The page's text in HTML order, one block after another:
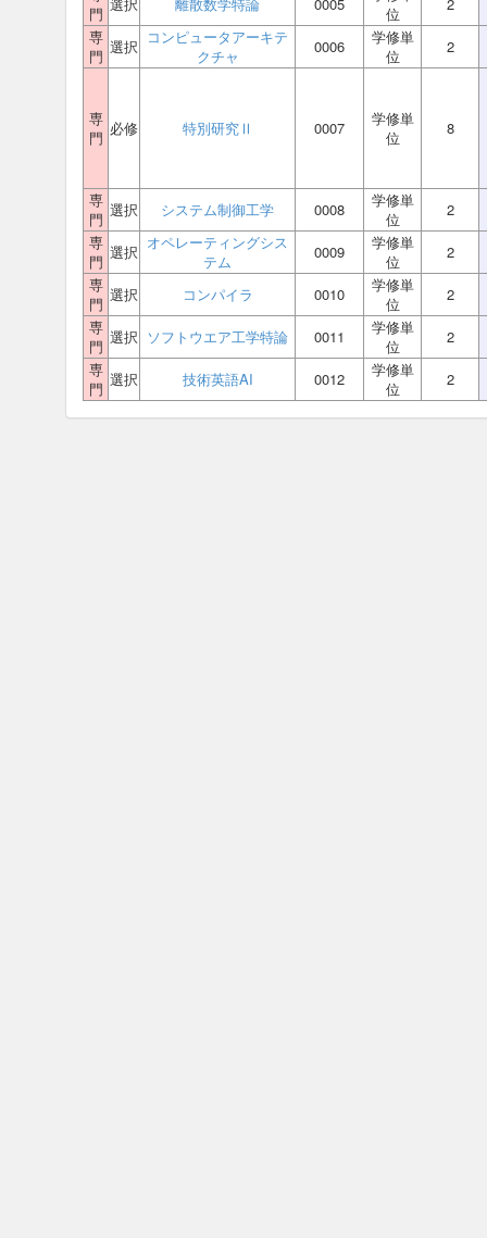
門
位
専
門 選択 コンピュータアーキテ
クチャ
0006
学修単
位
2
専
門 必修 特別研究Ⅱ 0007
学修単
位
8
専
門 選択 システム制御工学 0008
学修単
位
2
専
門 選択 オペレーティングシス
テム
0009
学修単
位
2
専
門 選択 コンパイラ 0010
学修単
位
2
専
門 選択 ソフトウエア工学特論 0011
学修単
位
2
専
門 選択 技術英語AI 0012
学修単
位
2